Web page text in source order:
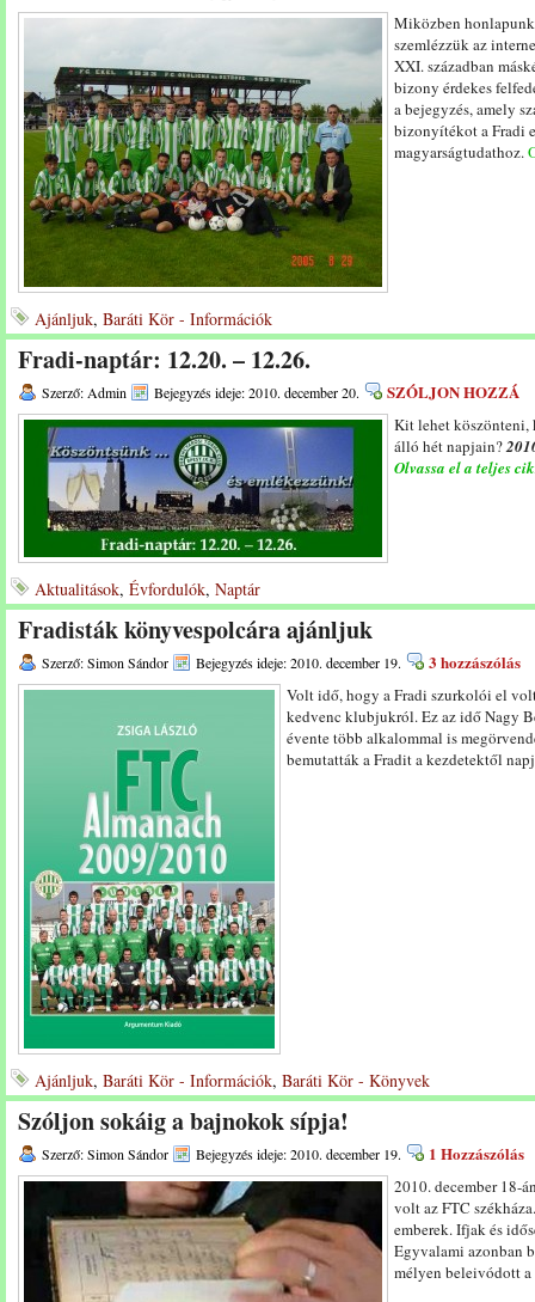
Miközben
szemlézzük az
XXI. században
bizony érdekes
a bejegyzés, amely
bizonyítékot a Fradi
magyarságtudathoz.
Ajánljuk, Baráti Kör - Információk
Fradi-naptár: 12.20. – 12.26.
Szerző: Admin Bejegyzés ideje: 2010. december 20. SZÓLJON HOZZÁ
Kit lehet köszönteni,
álló hét napjain?
Olvassa el a teljes
Aktualitások, Évfordulók, Naptár
Fradisták könyvespolcára ajánljuk
Szerző: Simon Sándor Bejegyzés ideje: 2010. december 19. 3 hozzászólás
Volt idő, hogy a Fradi szurkolói el
kedvenc klubjukról. Ez az idő Nagy
évente több alkalommal is
bemutatták a Fradit a kezdetektől
Ajánljuk, Baráti Kör - Információk, Baráti Kör - Könyvek
Szóljon sokáig a bajnokok sípja!
Szerző: Simon Sándor Bejegyzés ideje: 2010. december 19. 1 Hozzászólás
2010. december 18-
volt az FTC
emberek. Ifjak és
Egyvalami azonban
mélyen beleivódott